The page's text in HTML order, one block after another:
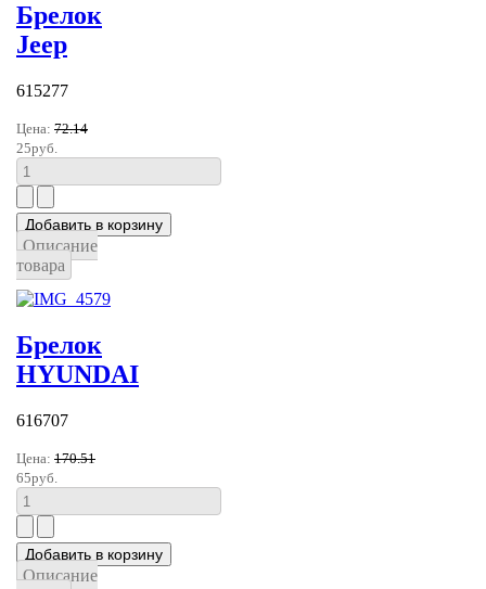
Брелок
Jeep
615277
Цена: 72.14
25руб.
Описание
товара
Брелок
HYUNDAI
616707
Цена: 170.51
65руб.
Описание